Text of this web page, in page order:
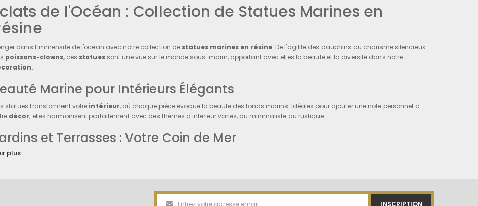
de l'Océan : Collection de Statues Marines en
dans l'immensité de l'océan avec notre collection de statues marines en résine. De l'agilité des dauphins au charisme silencieux
poissons-clowns, ces statues sont une vue sur le monde sous-marin, apportant avec elles la beauté et la diversité dans notre
.
Marine pour Intérieurs Élégants
statues transforment votre intérieur, où chaque pièce évoque la beauté des fonds marins. Idéales pour ajouter une note personnel à
décor, elles harmonisent parfaitement avec des thèmes d'intérieur variés, du minimaliste au rustique.
et Terrasses : Votre Coin de Mer
un fragment de l'océan dans vos espaces
Voyage Sous-Marin à Domicile : Statues Aquatiques
plus